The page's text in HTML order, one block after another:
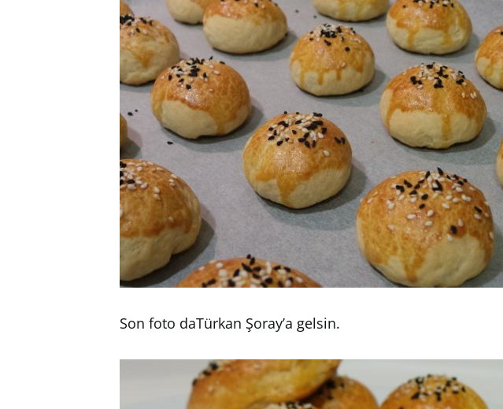
Son foto daTürkan Şoray’a gelsin.